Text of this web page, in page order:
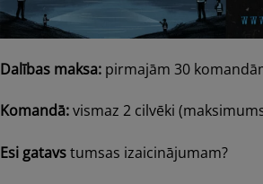
Dalības maksa:pirmajām 30
Komandā:vismaz 2 cilvēki
Esi gatavstumsas izaicinājumam?